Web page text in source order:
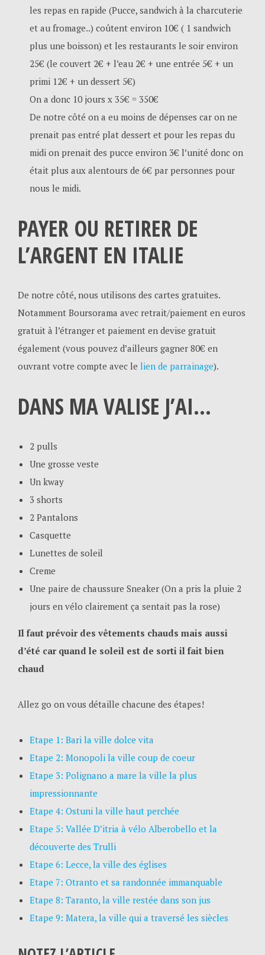
les repas en rapide (Pucce, sandwich à la charcuterie
et au fromage..) coûtent environ 10€ ( 1 sandwich
plus une boisson) et les restaurants le soir environ
25€ (le couvert 2€ + l’eau 2€ + une entrée 5€ + un
primi 12€ + un dessert 5€)
On a donc 10 jours x 35€ = 350€
De notre côté on a eu moins de dépenses car on ne
prenait pas entré plat dessert et pour les repas du
midi on prenait des pucce environ 3€ l’unité donc on
était plus aux alentours de 6€ par personnes pour
nous le midi.
PAYER OU RETIRER DE
L’ARGENT EN ITALIE
De notre côté, nous utilisons des cartes gratuites.
Notamment Boursorama avec retrait/paiement en euros
gratuit à l’étranger et paiement en devise gratuit
également (vous pouvez d’ailleurs gagner 80€ en
ouvrant votre compte avec le lien de parrainage).
DANS MA VALISE J’AI…
2 pulls
Une grosse veste
Un kway
3 shorts
2 Pantalons
Casquette
Lunettes de soleil
Creme
Une paire de chaussure Sneaker (On a pris la pluie 2
jours en vélo clairement ça sentait pas la rose)
Il faut prévoir des vêtements chauds mais aussi
d’été car quand le soleil est de sorti il fait bien
chaud
Allez go on vous détaille chacune des étapes!
Etape 1: Bari la ville dolce vita
Etape 2: Monopoli la ville coup de coeur
Etape 3: Polignano a mare la ville la plus
impressionnante
Etape 4: Ostuni la ville haut perchée
Etape 5: Vallée D’itria à vélo Alberobello et la
découverte des Trulli
Etape 6: Lecce, la ville des églises
Etape 7: Otranto et sa randonnée immanquable
Etape 8: Taranto, la ville restée dans son jus
Etape 9: Matera, la ville qui a traversé les siècles